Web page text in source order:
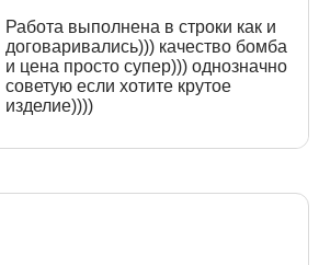
Работа выполнена в строки как и
договаривались))) качество бомба
и цена просто супер))) однозначно
советую если хотите крутое
изделие))))